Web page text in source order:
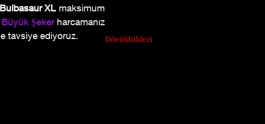
Bulbasaur XL maksimum
Büyük Şeker harcamanız
tavsiye ediyoruz.
Dövüldükleri